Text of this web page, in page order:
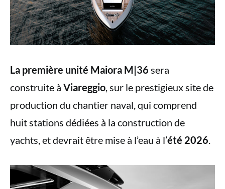
La première unité Maiora M|36 sera
construite à Viareggio, sur le prestigieux site de
production du chantier naval, qui comprend
huit stations dédiées à la construction de
yachts, et devrait être mise à l’eau à l’été 2026.